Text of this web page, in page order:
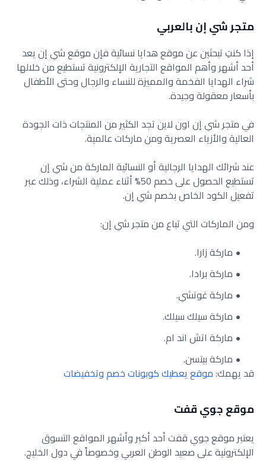
متجر شي إن بالعربي
إذا كنتِ تبحثين عن موقع هدايا نسائية فإن موقع شي إن يعد
أحد أشهر وأهم المواقع التجارية الإلكترونية تستطيع من خلالها
شراء الهدايا الفخمة والمميزة للنساء والرجال وحتى الأطفال
بأسعار معقولة وجيدة.
في متجر شي إن اون لاين تجد الكثير من المنتجات ذات الجودة
العالية والأزياء العصرية ومن ماركات عالمية.
عند شرائك الهدايا الرجالية أو النسائية الماركة من شي إن
تستطيع الحصول على خصم 50% أثناء عملية الشراء، وذلك عبر
تفعيل الكود الخاص بخصم شي إن.
ومن الماركات التي تباع من متجر شي إن:
ماركة زارا.
ماركة برادا.
ماركة غوتشي.
ماركة سيلك سيلك.
ماركة اتش اند ام.
ماركة بيتسن.
قد يهمك:موقع يعطيك كوبونات خصم وتخفيضات
موقع جوي قفت
يعتبر موقع جوي قفت أحد أكبر وأشهر المواقع التسوق
الإلكترونية على صعيد الوطن العربي وخصوصاً في دول الخليج.